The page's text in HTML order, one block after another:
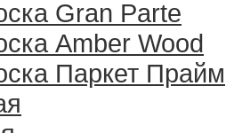
Gran Parte
Amber Wood
Паркет Прайм